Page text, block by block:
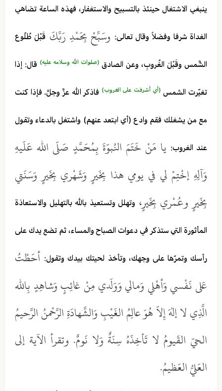
ينبغي الاشتغال حينئذ بالتسبيح والاستغفار، فهذه الساعة تضاهي
الغداة شرفا وفضلاً وقال تعالى: وسَبِّحْ بِحَمْدِ رَبِّكَ قَبْلَ طُلُوع
الشَّمس وقَبْلَ الغُروبِ، وعن الصادق (صلوات الله وسلامه عليه) قال: إذا
تغيّرت الشمس (أي أشرفت على الغروب) فاذكر الله عزَّ وجلَّ. فإذا كنت
مع من يشغلك فقم وادع (أي ابتعد عنهم) واشتغل بالدعاء وتقول
عند الغروب: يا مَنْ خَتَمَ النُبوّةَ بِمُحَمَّدٍ صَلّى الله عَلَيهِ
وَآلِهِ إخْتِمْ لي في يومي هذا بِخَيرٍ وَشَهْري بِخَيرٍ وَسَنَتي
بِخَيرٍ وعُمْري بِخَيرٍ، وتهلل وتستعيذ بالله بالتهليل والاستعاذة
المأثورة التي ستذكر في دعوات الصباح والمساء، ثم تضع يدك على
رأسك وتمرّها على وجهك، وتأخذ لحيتك بيدك وتقول: أحَطْتُ
عَلى نَفْسي وَأهْلي وَمالي وَوَلَدي مِنْ غائِبٍ وَشاهِدٍ بِالله
الَّذِي لا إلهَ إِلاّ هُوَ عالِمُ الغَيْبِ وَالشَّهادَةِ الرَّحْمنُ الرَّحيمُ
الحيّ القَيومُ لا تَأخِذَهُ سِنَةٌ وَلا نَومٌ. وتقرأ الآية إلى
العَليُّ العَظيمُ.